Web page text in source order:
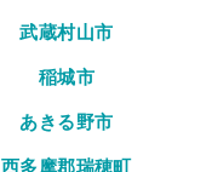
武蔵村山市
稲城市
あきる野市
西多摩郡瑞穂町